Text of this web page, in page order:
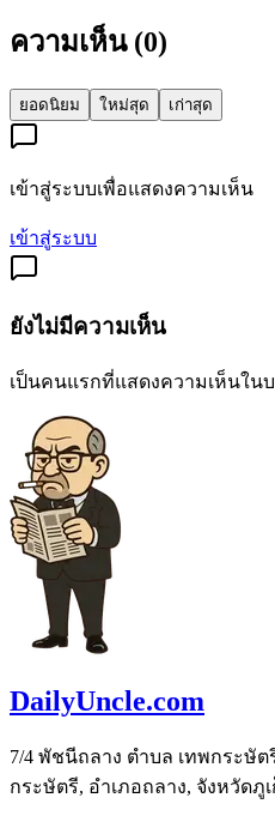
ความเห็น (0)
ยอดนิยม ใหม่สุด เก่าสุด
เข้าสู่ระบบเพื่อแสดงความเห็น
เข้าสู่ระบบ
ยังไม่มีความเห็น
เป็นคนแรกที่แสดงความเห็นใน
DailyUncle.com
7/4 พัชนีถลาง ตำบล เทพกระษัต
กระษัตรี, อำเภอถลาง, จังหวัดภูเ